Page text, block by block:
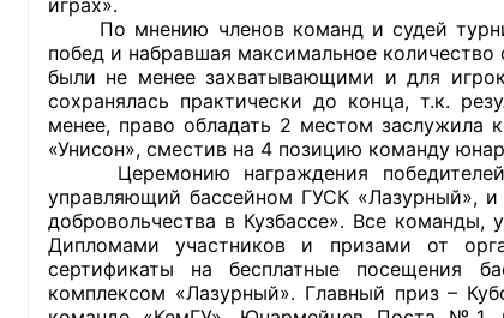
Экспертный совет ОП КО
Совет ОП КО
Общественный штаб
Документы ОП КО
Регламент ОП КО
По мнению членов команд и судей
побед и набравшая максимальное
были не менее захватывающими и для
сохранялась практически до конца, т.к.
менее, право обладать 2 местом
«Унисон», сместив на 4 позицию команду
Церемонию награждения победителей
управляющий бассейном ГУСК «Лазурный»,
добровольчества в Кузбассе». Все
Дипломами участников и призами от
сертификаты на бесплатные посещения
комплексом «Лазурный». Главный приз –